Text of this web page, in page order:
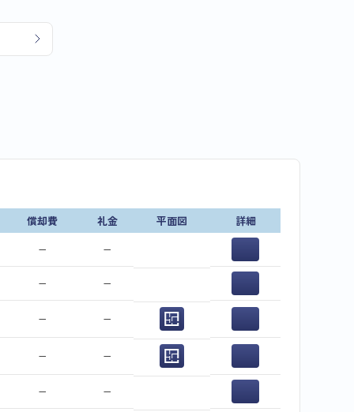
償却費 礼金 平面図
詳細
− −
− −
− −
− −
− −